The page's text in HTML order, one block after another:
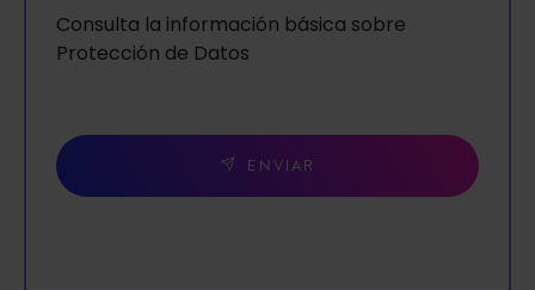
Consulta la información básica sobre
Protección de Datos
ENVIAR